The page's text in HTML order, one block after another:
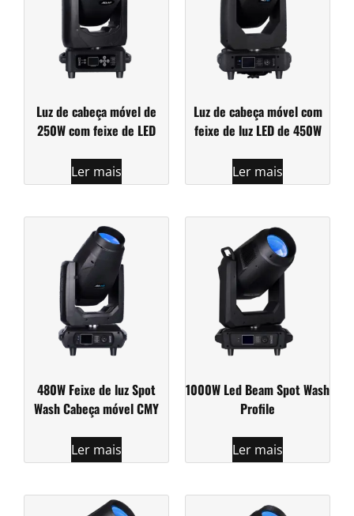
Luz de cabeça móvel de
250W com feixe de LED
Ler mais
Luz de cabeça móvel com
feixe de luz LED de 450W
Ler mais
480W Feixe de luz Spot
Wash Cabeça móvel CMY
Ler mais
1000W Led Beam Spot Wash
Profile
Ler mais